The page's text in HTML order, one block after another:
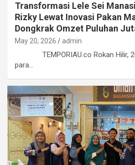
Transformasi Lele Sei
Rizky Lewat Inovasi Pakan
Dongkrak Omzet Puluhan
May 20, 2026 admin
TEMPORIAU.co Rokan Hilir, 20
para…